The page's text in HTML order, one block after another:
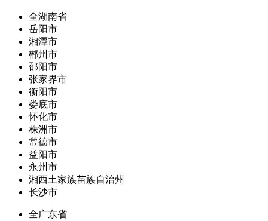
全湖南省
岳阳市
湘潭市
郴州市
邵阳市
张家界市
衡阳市
娄底市
怀化市
株洲市
常德市
益阳市
永州市
湘西土家族苗族自治州
长沙市
全广东省